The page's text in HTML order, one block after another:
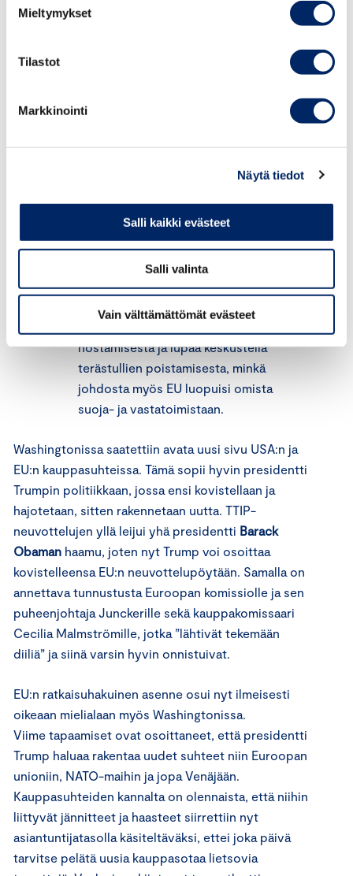
Mieltymykset
Tilastot
Markkinointi
Näytä tiedot
Salli kaikki evästeet
Salli valinta
Vain välttämättömät evästeet
teollisuustuotteilta, helpottaa
suoja takaisin agendalle sekä miten
kuluttajansuoja ja geeniruoka
hoidetaan. TTIP-neuvottelut opettivat
EU:lle ja USA:lle, että liian
kunnianhimoinen sopimus on
poliittisesti vaikea hyväksyttää
molemmin puolin Atlanttia. Myönteistä
nostamisesta ja lupaa keskustella
terästullien poistamisesta, minkä
johdosta myös EU luopuisi omista
suoja- ja vastatoimistaan.
Washingtonissa saatettiin avata uusi sivu USA:n ja
EU:n kauppasuhteissa. Tämä sopii hyvin presidentti
Trumpin politiikkaan, jossa ensi kovistellaan ja
hajotetaan, sitten rakennetaan uutta. TTIP-
neuvottelujen yllä leijui yhä presidentti Barack
Obaman haamu, joten nyt Trump voi osoittaa
kovistelleensa EU:n neuvottelupöytään. Samalla on
annettava tunnustusta Euroopan komissiolle ja sen
puheenjohtaja Junckerille sekä kauppakomissaari
Cecilia Malmströmille, jotka ”lähtivät tekemään
diiliä” ja siinä varsin hyvin onnistuivat.
EU:n ratkaisuhakuinen asenne osui nyt ilmeisesti
oikeaan mielialaan myös Washingtonissa.
Viime tapaamiset ovat osoittaneet, että presidentti
Trump haluaa rakentaa uudet suhteet niin Euroopan
unioniin, NATO-maihin ja jopa Venäjään.
Kauppasuhteiden kannalta on olennaista, että niihin
liittyvät jännitteet ja haasteet siirrettiin nyt
asiantuntijatasolla käsiteltäväksi, ettei joka päivä
tarvitse pelätä uusia kauppasotaa lietsovia